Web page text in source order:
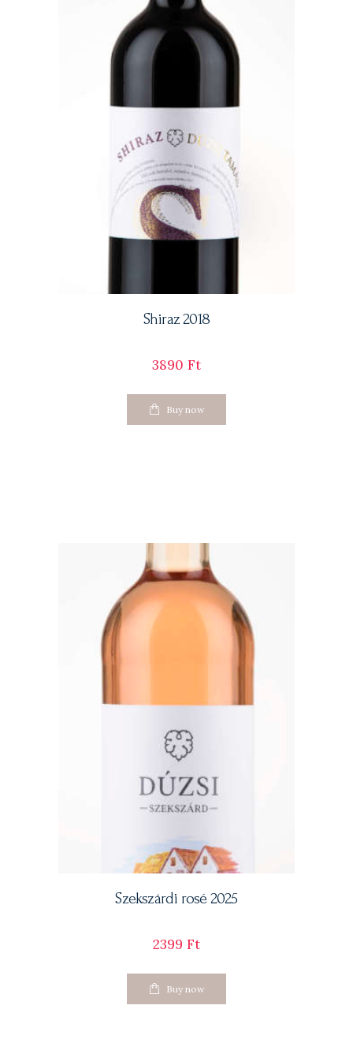
Shiraz 2018
3890 Ft
Buy now
Szekszárdi rosé 2025
2399 Ft
Buy now